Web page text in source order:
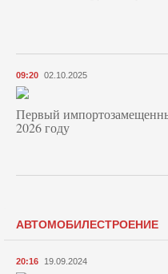
09:20 02.10.2025
Первый
2026 году
АВТОМОБИЛЕСТРОЕНИЕ
20:16 19.09.2024